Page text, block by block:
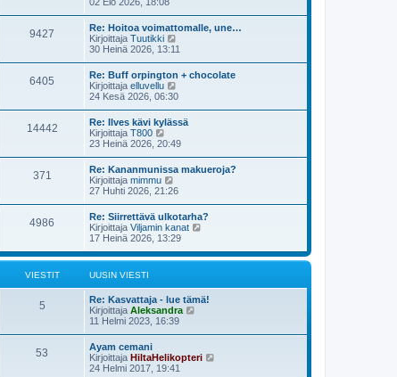
i
e
s
s
i
n
v
i
e
s
t
i
t
ä
s
i
i
9427
Re: Hoitoa voimattomalle, une…
Kirjoittaja Tuutikki
ä
ä
u
u
s
i
v
i
e
s
t
i
30 Heinä 2026, 13:11
6405
Re: Buff orpington + chocolate
Kirjoittaja elluvellu
ä
ä
u
u
s
i
v
i
e
s
t
i
24 Kesä 2026, 06:30
14442
Re: Ilves kävi kylässä
Kirjoittaja T800
ä
ä
u
u
s
n
v
i
e
i
23 Heinä 2026, 20:49
371
Re: Kananmunissa makueroja?
Kirjoittaja mimmu
ä
ä
u
u
s
i
v
i
e
s
i
27 Huhti 2026, 21:26
4986
Re: Siirrettävä ulkotarha?
Kirjoittaja Viljamin kanat
t
u
s
v
e
s
17 Heinä 2026, 13:29
VIESTIT UUSIN VIESTI
5
Re: Kasvattaja - lue tämä!
Kirjoittaja Aleksandra
ä
u
11 Helmi 2023, 16:39
53
Ayam cemani
Kirjoittaja HiltaHelikopteri
24 Helmi 2017, 19:41